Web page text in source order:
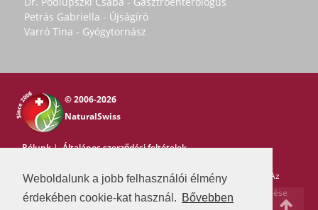
Weboldalunk a jobb felhasználói élmény
érdekében cookie-kat használ. Bővebben
Petrás Gabriella - Újságíró
Varró Tina - Gyógytornász
© 2006-2026
NaturalSwiss
Rólunk|Általános szerződési feltételek
Copyright © 2006-2026 NaturalSwissMinden jog fenntartva. Az
oldal tartalma nem másolható a Natural Swiss írásos beleegyezése